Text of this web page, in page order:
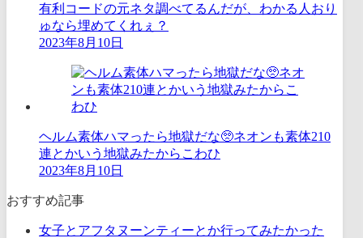
有利コードの元ネタ調べてるんだが、わかる人おり
ゅなら埋めてくれぇ？
2023年8月10日
ヘルム素体ハマったら地獄だな🥺ネオンも素体210
連とかいう地獄みたからこわひ
2023年8月10日
おすすめ記事
女子とアフタヌーンティーとか行ってみたかった